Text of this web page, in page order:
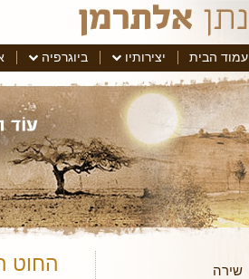
עמוד הבית יצירותיו ביוגרפיה
שירה
החוט